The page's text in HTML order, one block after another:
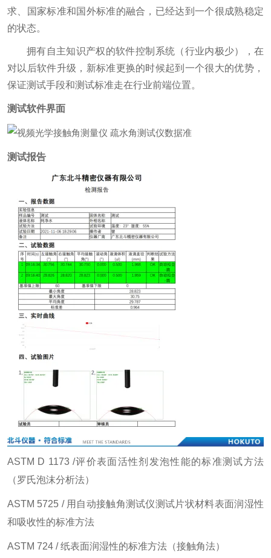
求、国家标准和国外标准的融合，已经达到一个很成熟稳定
的状态。
拥有自主知识产权的软件控制系统（行业内极少），在
对以后软件升级，新标准更换的时候起到一个很大的优势，
保证测试手段和测试标准走在行业前端位置。
测试软件界面
测试报告
ASTM D 1173 /评价表面活性剂发泡性能的标准测试方法
（罗氏泡沫分析法）
ASTM 5725 / 用自动接触角测试仪测试片状材料表面润湿性
和吸收性的标准方法
ASTM 724 / 纸表面润湿性的标准方法（接触角法）